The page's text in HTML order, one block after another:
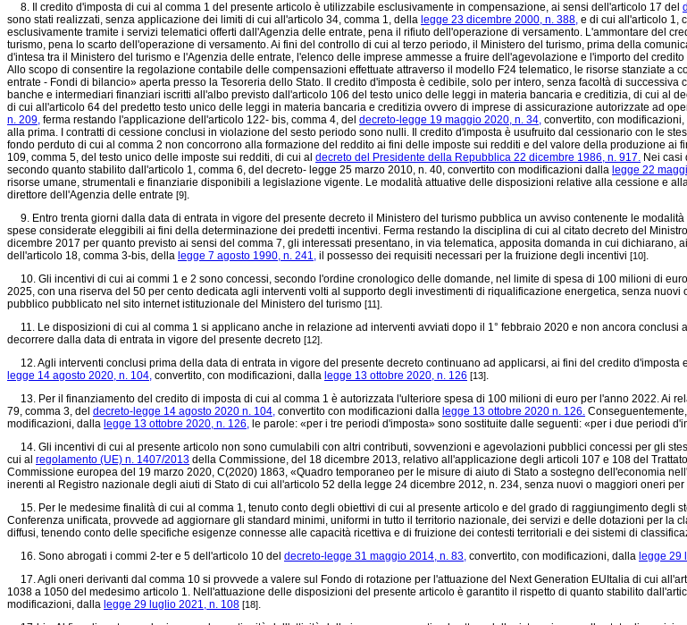
8. Il credito d'imposta di cui al comma 1 del presente articolo è utilizzabile esclusivamente in compensazione, ai sensi dell'articolo 17 del
sono stati realizzati, senza applicazione dei limiti di cui all'articolo 34, comma 1, della legge 23 dicembre 2000, n. 388, e di cui all'articolo 1,
esclusivamente tramite i servizi telematici offerti dall'Agenzia delle entrate, pena il rifiuto dell'operazione di versamento. L'ammontare del
turismo, pena lo scarto dell'operazione di versamento. Ai fini del controllo di cui al terzo periodo, il Ministero del turismo, prima della
d'intesa tra il Ministero del turismo e l'Agenzia delle entrate, l'elenco delle imprese ammesse a fruire dell'agevolazione e l'importo del
Allo scopo di consentire la regolazione contabile delle compensazioni effettuate attraverso il modello F24 telematico, le risorse stanziate
entrate - Fondi di bilancio» aperta presso la Tesoreria dello Stato. Il credito d'imposta è cedibile, solo per intero, senza facoltà di
banche e intermediari finanziari iscritti all'albo previsto dall'articolo 106 del testo unico delle leggi in materia bancaria e creditizia, di cui al
di cui all'articolo 64 del predetto testo unico delle leggi in materia bancaria e creditizia ovvero di imprese di assicurazione autorizzate ad
n. 209, ferma restando l'applicazione dell'articolo 122- bis, comma 4, del decreto-legge 19 maggio 2020, n. 34, convertito, con
alla prima. I contratti di cessione conclusi in violazione del sesto periodo sono nulli. Il credito d'imposta è usufruito dal cessionario con le
fondo perduto di cui al comma 2 non concorrono alla formazione del reddito ai fini delle imposte sui redditi e del valore della produzione
109, comma 5, del testo unico delle imposte sui redditi, di cui al decreto del Presidente della Repubblica 22 dicembre 1986, n. 917. Nei casi
secondo quanto stabilito dall'articolo 1, comma 6, del decreto- legge 25 marzo 2010, n. 40, convertito con modificazioni dalla legge 22
risorse umane, strumentali e finanziarie disponibili a legislazione vigente. Le modalità attuative delle disposizioni relative alla cessione e
direttore dell'Agenzia delle entrate [9].
9. Entro trenta giorni dalla data di entrata in vigore del presente decreto il Ministero del turismo pubblica un avviso contenente le
spese considerate eleggibili ai fini della determinazione dei predetti incentivi. Ferma restando la disciplina di cui al citato decreto del
dicembre 2017 per quanto previsto ai sensi del comma 7, gli interessati presentano, in via telematica, apposita domanda in cui dichiarano,
dell'articolo 18, comma 3-bis, della legge 7 agosto 1990, n. 241, il possesso dei requisiti necessari per la fruizione degli incentivi [10].
10. Gli incentivi di cui ai commi 1 e 2 sono concessi, secondo l'ordine cronologico delle domande, nel limite di spesa di 100 milioni di
2025, con una riserva del 50 per cento dedicata agli interventi volti al supporto degli investimenti di riqualificazione energetica, senza
pubblico pubblicato nel sito internet istituzionale del Ministero del turismo [11].
11. Le disposizioni di cui al comma 1 si applicano anche in relazione ad interventi avviati dopo il 1° febbraio 2020 e non ancora
decorrere dalla data di entrata in vigore del presente decreto [12].
12. Agli interventi conclusi prima della data di entrata in vigore del presente decreto continuano ad applicarsi, ai fini del credito
legge 14 agosto 2020, n. 104, convertito, con modificazioni, dalla legge 13 ottobre 2020, n. 126 [13].
13. Per il finanziamento del credito di imposta di cui al comma 1 è autorizzata l'ulteriore spesa di 100 milioni di euro per l'anno 2022. Ai
79, comma 3, del decreto-legge 14 agosto 2020 n. 104, convertito con modificazioni dalla legge 13 ottobre 2020 n. 126.
modificazioni, dalla legge 13 ottobre 2020, n. 126, le parole: «per i tre periodi d'imposta» sono sostituite dalle seguenti: «per i due periodi
14. Gli incentivi di cui al presente articolo non sono cumulabili con altri contributi, sovvenzioni e agevolazioni pubblici concessi per gli
cui al regolamento (UE) n. 1407/2013 della Commissione, del 18 dicembre 2013, relativo all'applicazione degli articoli 107 e 108 del
Commissione europea del 19 marzo 2020, C(2020) 1863, «Quadro temporaneo per le misure di aiuto di Stato a sostegno dell'economia
inerenti al Registro nazionale degli aiuti di Stato di cui all'articolo 52 della legge 24 dicembre 2012, n. 234, senza nuovi o maggiori oneri
15. Per le medesime finalità di cui al comma 1, tenuto conto degli obiettivi di cui al presente articolo e del grado di raggiungimento degli
Conferenza unificata, provvede ad aggiornare gli standard minimi, uniformi in tutto il territorio nazionale, dei servizi e delle dotazioni per
diffusi, tenendo conto delle specifiche esigenze connesse alle capacità ricettiva e di fruizione dei contesti territoriali e dei sistemi di
16. Sono abrogati i commi 2-ter e 5 dell'articolo 10 del decreto-legge 31 maggio 2014, n. 83, convertito, con modificazioni, dalla legge 29
17. Agli oneri derivanti dal comma 10 si provvede a valere sul Fondo di rotazione per l'attuazione del Next Generation EUItalia di cui
1038 a 1050 del medesimo articolo 1. Nell'attuazione delle disposizioni del presente articolo è garantito il rispetto di quanto stabilito
modificazioni, dalla legge 29 luglio 2021, n. 108 [18].